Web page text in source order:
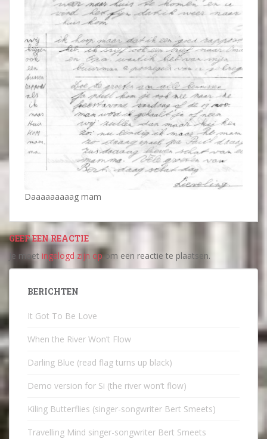
Daaaaaaaaag mam
GEEF EEN REACTIE
Je moet ingelogd zijn op om een reactie te plaatsen.
BERICHTEN
It Got To Be Love
When the River Won’t Flow
Darling Blue (read flag turns up black)
Demo version for Si (the river won’t flow)
Kiling Butterflies (singer-songwriter Bert Smeets)
Travelling Mind singer-songwriter Bert Smeets